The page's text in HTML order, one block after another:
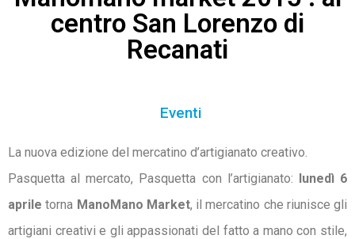
centro San Lorenzo di
Recanati
Eventi
La nuova edizione del mercatino d’artigianato creativo.
Pasquetta al mercato, Pasquetta con l’artigianato: lunedì 6
aprile torna ManoMano Market, il mercatino che riunisce gli
artigiani creativi e gli appassionati del fatto a mano con stile,